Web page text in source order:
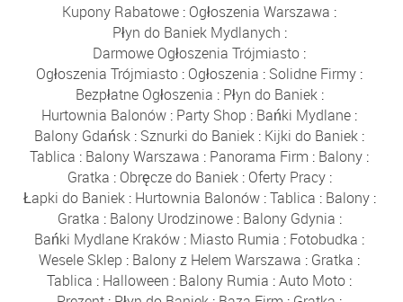
Kupony Rabatowe : Ogłoszenia Warszawa :
Płyn do Baniek Mydlanych :
Darmowe Ogłoszenia Trójmiasto :
Ogłoszenia Trójmiasto : Ogłoszenia : Solidne Firmy :
Bezpłatne Ogłoszenia : Płyn do Baniek:
Hurtownia Balonów : Party Shop : Bańki Mydlane :
Balony Gdańsk : Sznurki do Baniek : Kijki do Baniek :
Tablica : Balony Warszawa : Panorama Firm : Balony :
Gratka : Obręcze do Baniek: Oferty Pracy:
Łapki do Baniek: Hurtownia Balonów:Tablica : Balony:
Gratka : Balony Urodzinowe: Balony Gdynia :
Bańki Mydlane Kraków : Miasto Rumia : Fotobudka :
Wesele Sklep : Balony z Helem Warszawa : Gratka :
Tablica : Halloween : Balony Rumia :Auto Moto :